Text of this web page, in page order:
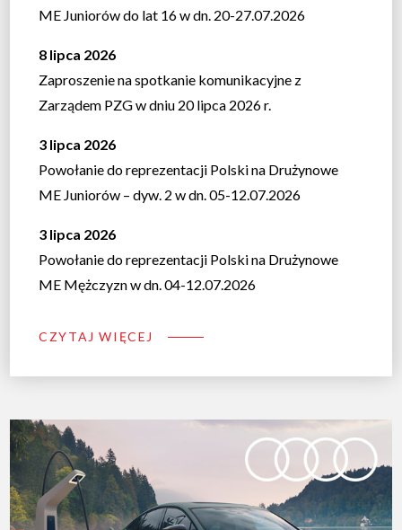
ME Juniorów do lat 16 w dn. 20-27.07.2026
8 lipca 2026
Zaproszenie na spotkanie komunikacyjne z
Zarządem PZG w dniu 20 lipca 2026 r.
3 lipca 2026
Powołanie do reprezentacji Polski na Drużynowe
ME Juniorów – dyw. 2 w dn. 05-12.07.2026
3 lipca 2026
Powołanie do reprezentacji Polski na Drużynowe
ME Mężczyzn w dn. 04-12.07.2026
CZYTAJ WIĘCEJ